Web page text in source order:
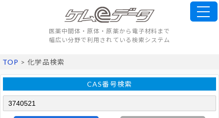
医薬中間体・原体・原薬から電子材料まで
幅広い分野で利用されている検索システム
TOP > 化学品検索
CAS番号検索